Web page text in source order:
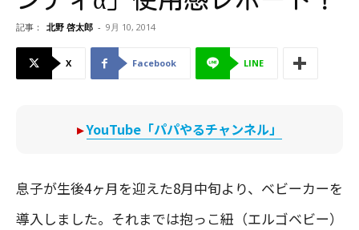
記事： 北野 啓太郎 - 9月 10, 2014
X Facebook LINE
▸YouTube「パパやるチャンネル」
息子が生後4ヶ月を迎えた8月中旬より、ベビーカーを
導入しました。それまでは抱っこ紐（エルゴベビー）